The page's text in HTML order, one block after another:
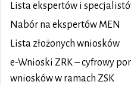
Lista ekspertów i
Nabór na ekspertów MEN
Lista złożonych wniosków
e-Wnioski ZRK – cyfrowy
wniosków w ramach ZSK